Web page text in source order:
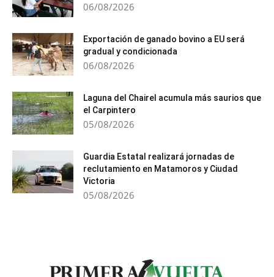
06/08/2026
Exportación de ganado bovino a EU será
gradual y condicionada
06/08/2026
Laguna del Chairel acumula más saurios que
el Carpintero
05/08/2026
Guardia Estatal realizará jornadas de
reclutamiento en Matamoros y Ciudad
Victoria
05/08/2026